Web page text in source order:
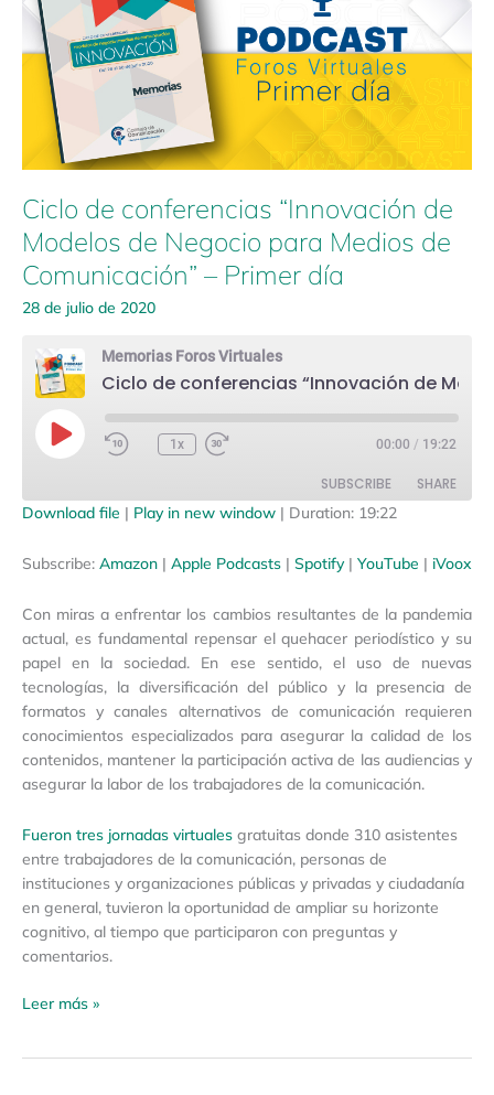
Ciclo de conferencias “Innovación de
Modelos de Negocio para Medios de
Comunicación” – Primer día
28 de julio de 2020
Memorias Foros Virtuales
Episode
1x 00:00 / 19:22
SUBSCRIBE SHARE
iVoox
RSS FEED
EMBED
Download file | Play in new window | Duration: 19:22
Subscribe: Amazon | Apple Podcasts | Spotify| YouTube | iVoox
Con miras a enfrentar los cambios resultantes de la pandemia
actual, es fundamental repensar el quehacer periodístico y su
papel en la sociedad. En ese sentido, el uso de nuevas
tecnologías, la diversificación del público y la presencia de
formatos y canales alternativos de comunicación requieren
conocimientos especializados para asegurar la calidad de los
contenidos, mantener la participación activa de las audiencias y
asegurar la labor de los trabajadores de la comunicación.
Fueron tres jornadas virtuales gratuitas donde 310 asistentes
entre trabajadores de la comunicación, personas de
instituciones y organizaciones públicas y privadas y ciudadanía
en general, tuvieron la oportunidad de ampliar su horizonte
cognitivo, al tiempo que participaron con preguntas y
comentarios.
de
Modelos
de
Negocio
para
Medios
–
Primer
día
Leer más »